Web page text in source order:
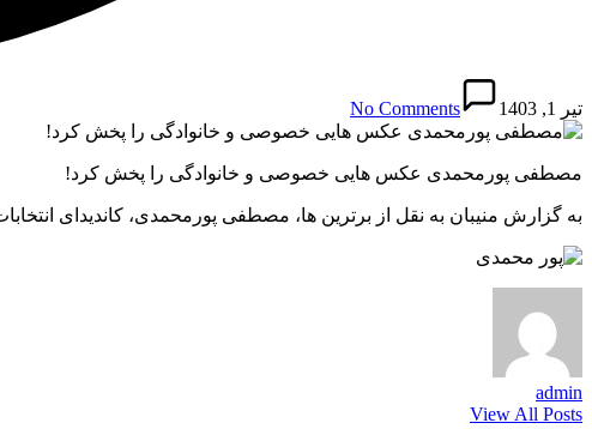
تیر 1, 1403 No Comments
مصطفی پورمحمدی عکس هایی خصوصی و خانوادگی را پخش کرد!
به گزارش منیبان به نقل از برترین ها، مصطفی پورمحمدی، کاندیدای
admin
View All Posts